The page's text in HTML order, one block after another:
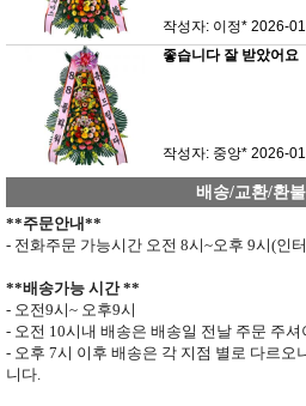
작성자: 이정* 2026-
좋습니다 잘 받았어요
작성자: 중앙* 2026-
배송/교환/환
**주문안내**
- 전화주문 가능시간 오전 8시~오후 9시(인
**배송가능 시간**
- 오전9시~ 오후9시
- 오전 10시내 배송은 배송일 전날 주문 주
- 오후 7시 이후 배송은 각 지점 별로 다르오
니다